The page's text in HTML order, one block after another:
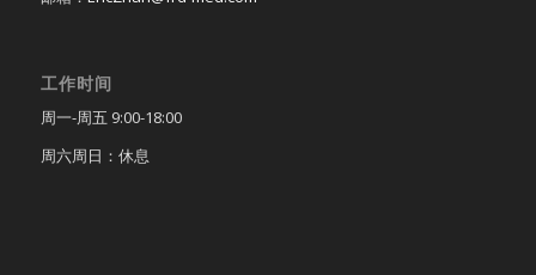
工作时间
周一-周五 9:00-18:00
周六周日：休息